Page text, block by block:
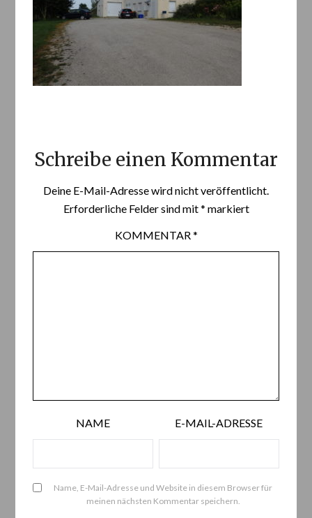
Schreibe einen Kommentar
Deine E-Mail-Adresse wird nicht veröffentlicht.
Erforderliche Felder sind mit* markiert
KOMMENTAR *
NAME E-MAIL-ADRESSE
Name, E-Mail-Adresse und Website in diesem Browser für
meinen nächsten Kommentar speichern.